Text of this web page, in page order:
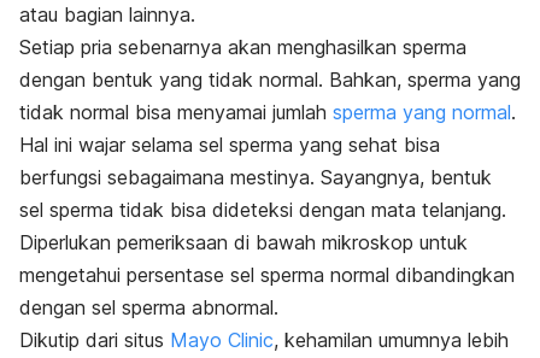
atau bagian lainnya.
Setiap pria sebenarnya akan menghasilkan sperma
dengan bentuk yang tidak normal. Bahkan, sperma yang
tidak normal bisa menyamai jumlah sperma yang normal.
Hal ini wajar selama sel sperma yang sehat bisa
berfungsi sebagaimana mestinya. Sayangnya, bentuk
sel sperma tidak bisa dideteksi dengan mata telanjang.
Diperlukan pemeriksaan di bawah mikroskop untuk
mengetahui persentase sel sperma normal dibandingkan
dengan sel sperma abnormal.
Dikutip dari situs Mayo Clinic, kehamilan umumnya lebih